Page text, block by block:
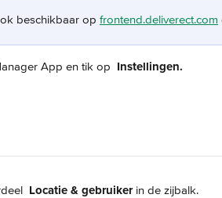
beschikbaar op frontend.deliverect.com
App en tik op Instellingen.
Locatie & gebruiker in de zijbalk.